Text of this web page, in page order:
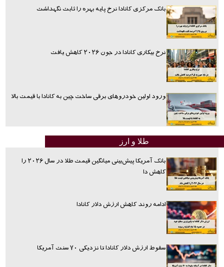
بانک مرکزی کانادا نرخ پایه بهره را ثابت نگهداشت
نرخ بیکاری کانادا در جون ۲۰۲۶ کاهش یافت
ورود اولین خودروهای برقی ساخت چین به کانادا با قیمت بالا
طلا و ارز
بانک آمریکا پیش‌بینی میانگین قیمت طلا در سال ۲۰۲۶ را
کاهش دا
ادامه روند کاهش ارزش دلار کانادا
سقوط ارزش دلار کانادا تا نزدیکی ۷۰ سنت آمریکا